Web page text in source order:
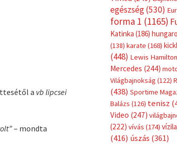
a vb lipcsei
– mondta
egészség(530)
forma 1 (1165)
Katinka (186)
(138) karate (168)
(448) Lewis Hamilton
Mercedes (244)
Világbajnokság (122)
(438) Sportime
Balázs (126) tenisz
Video (247)
(222) vívás (174)
(416) úszás (361)